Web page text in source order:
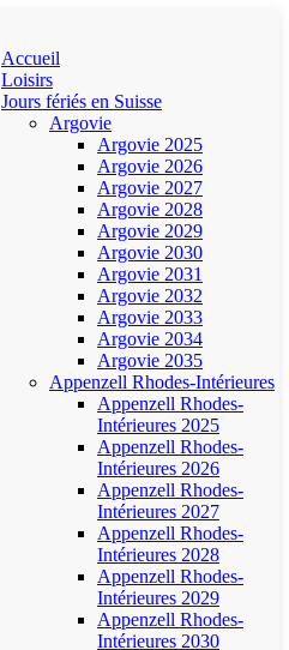
Accueil
Loisirs
Jours fériés en Suisse
Argovie
Argovie 2025
Argovie 2026
Argovie 2027
Argovie 2028
Argovie 2029
Argovie 2030
Argovie 2031
Argovie 2032
Argovie 2033
Argovie 2034
Argovie 2035
Appenzell Rhodes-Intérieures
Appenzell Rhodes-
Intérieures 2025
Appenzell Rhodes-
Intérieures 2026
Appenzell Rhodes-
Intérieures 2027
Appenzell Rhodes-
Intérieures 2028
Appenzell Rhodes-
Intérieures 2029
Appenzell Rhodes-
Intérieures 2030